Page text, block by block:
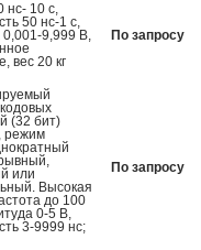
нс- 10 с,
50 нс-1 с,
9,999 В,
вес 20 кг
По запросу
(32 бит)
режим
или
Высокая
до 100
0-5 В,
3-9999 нс;
По запросу